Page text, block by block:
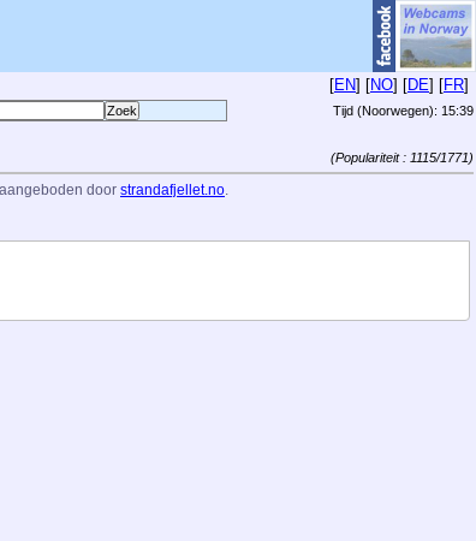
[EN] [NO] [DE] [FR]
Tijd (Noorwegen): 15:39